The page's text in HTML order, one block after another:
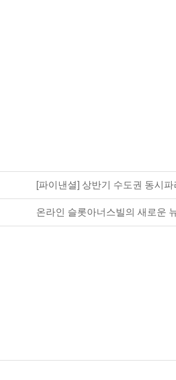
[파이낸셜] 상반기 수도권 동시
온라인 슬롯아너스빌의 새로운